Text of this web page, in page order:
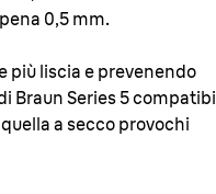
0,5 mm.
più liscia e prevenendo
Braun Series 5
a secco provochi